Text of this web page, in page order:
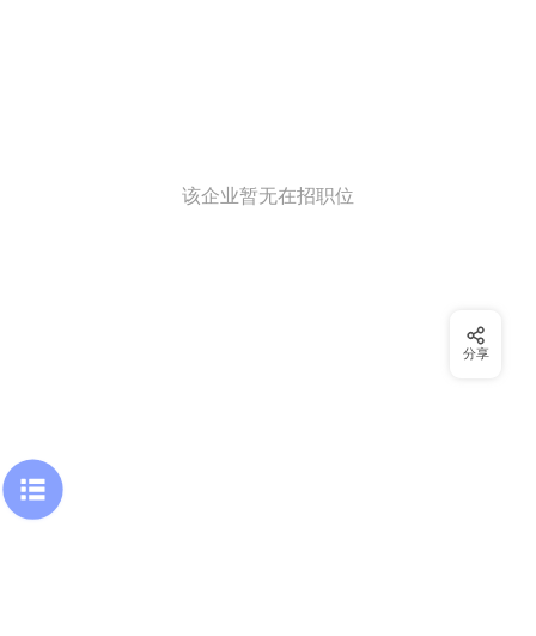
该企业暂无在招职位
分享